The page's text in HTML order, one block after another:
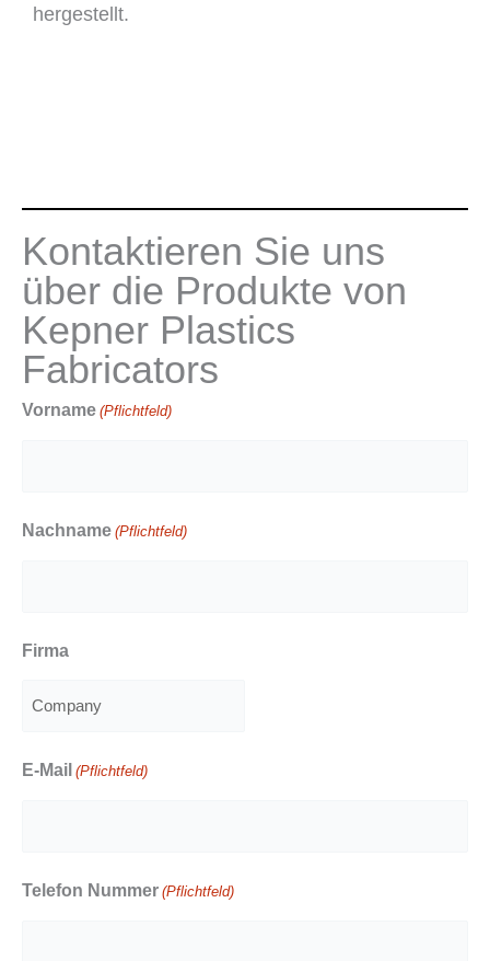
hergestellt.
Kontaktieren Sie uns
über die Produkte von
Kepner Plastics
Fabricators
Vorname (Pflichtfeld)
Nachname (Pflichtfeld)
Firma
E-Mail (Pflichtfeld)
Telefon Nummer (Pflichtfeld)